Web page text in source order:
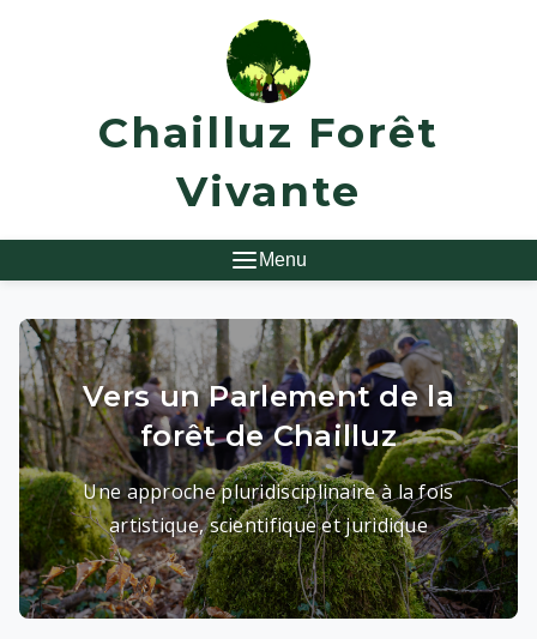
Chailluz Forêt
Vivante
Menu
Vers un Parlement de la
forêt de Chailluz
Une approche pluridisciplinaire à la fois
artistique, scientifique et juridique